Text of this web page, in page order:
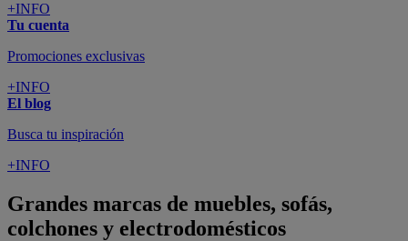
+INFO
Tu cuenta
Promociones exclusivas
+INFO
El blog
Busca tu inspiración
+INFO
Grandes marcas de muebles, sofás,
colchones y electrodomésticos